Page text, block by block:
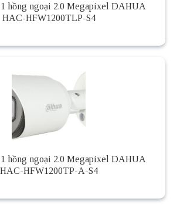
hồng ngoại 2.0 Megapixel DAHUA
HAC-HFW1200TLP-S4
hồng ngoại 2.0 Megapixel DAHUA
HAC-HFW1200TP-A-S4